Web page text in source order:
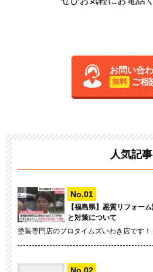
お問い合
無料 ご相
人気記事
【福島県】悪質リフォー
と対策について
塗装専門店のプロタイムズいわき店です